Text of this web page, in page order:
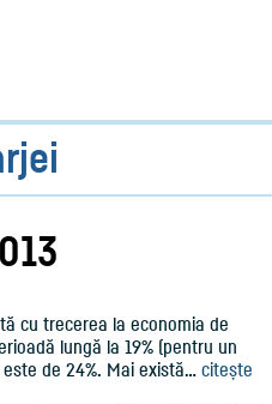
cu trecerea la economia de
lungă la 19% (pentru un
de 24%. Mai există… citește